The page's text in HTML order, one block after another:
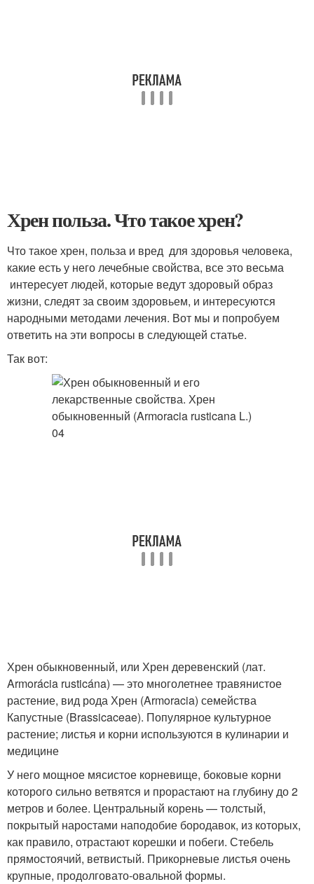
Хрен польза. Что такое хрен?
Что такое хрен, польза и вред для здоровья человека,
какие есть у него лечебные свойства, все это весьма
интересует людей, которые ведут здоровый образ
жизни, следят за своим здоровьем, и интересуются
народными методами лечения. Вот мы и попробуем
ответить на эти вопросы в следующей статье.
Так вот:
Хрен обыкновенный, или Хрен деревенский (лат.
Armorácia rusticána) — это многолетнее травянистое
растение, вид рода Хрен (Armoracia) семейства
Капустные (Brassicaceae). Популярное культурное
растение; листья и корни используются в кулинарии и
медицине
У него мощное мясистое корневище, боковые корни
которого сильно ветвятся и прорастают на глубину до 2
метров и более. Центральный корень — толстый,
покрытый наростами наподобие бородавок, из которых,
как правило, отрастают корешки и побеги. Стебель
прямостоячий, ветвистый. Прикорневые листья очень
крупные, продолговато-овальной формы.